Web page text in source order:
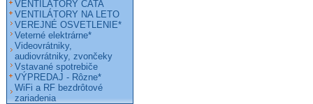
VENTILÁTORY CATA
VENTILÁTORY NA LETO
VEREJNÉ OSVETLENIE*
Veterné elektrárne*
Videovrátniky,
audiovrátniky, zvončeky
Vstavané spotrebiče
VÝPREDAJ - Rôzne*
WiFi a RF bezdrôtové
zariadenia